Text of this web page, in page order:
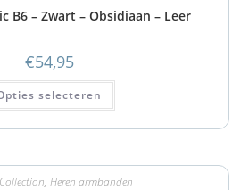
B6 – Zwart – Obsidiaan – Leer
€54,95
selecteren
, Heren armbanden